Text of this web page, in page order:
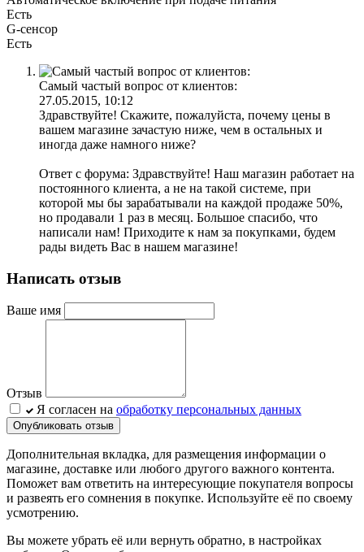
Есть
G-сенсор
Есть
Самый частый вопрос от клиентов:
27.05.2015, 10:12
Здравствуйте! Скажите, пожалуйста, почему цены в
вашем магазине зачастую ниже, чем в остальных и
иногда даже намного ниже?
Ответ с форума: Здравствуйте! Наш магазин работает на
постоянного клиента, а не на такой системе, при
которой мы бы зарабатывали на каждой продаже 50%,
но продавали 1 раз в месяц. Большое спасибо, что
написали нам! Приходите к нам за покупками, будем
рады видеть Вас в нашем магазине!
Написать отзыв
Ваше имя
Отзыв
Я согласен на обработку персональных данных
Опубликовать отзыв
Дополнительная вкладка, для размещения информации о
магазине, доставке или любого другого важного контента.
Поможет вам ответить на интересующие покупателя вопросы
и развеять его сомнения в покупке. Используйте её по своему
усмотрению.
Вы можете убрать её или вернуть обратно, в настройках